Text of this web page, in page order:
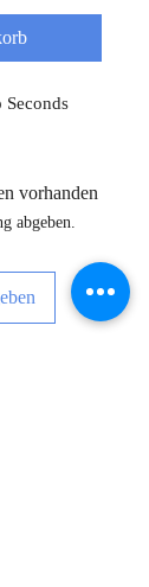
vorhanden
abgeben.